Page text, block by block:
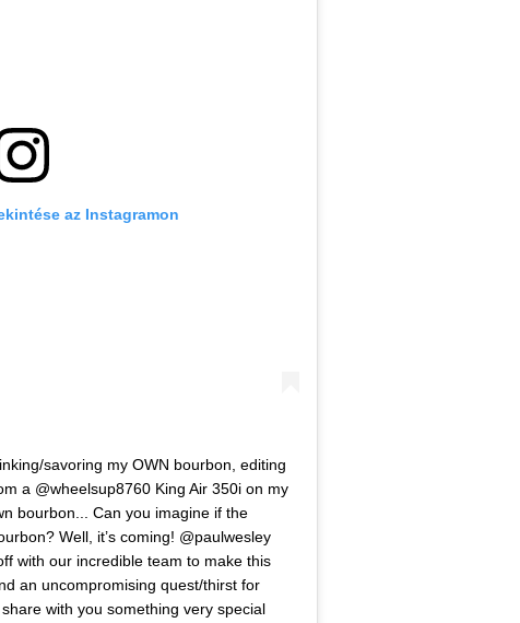
az Instagramon
savoring my OWN bourbon, editing
a @wheelsup8760 King Air 350i on my
bourbon... Can you imagine if the
Well, it’s coming! @paulwesley
with our incredible team to make this
an uncompromising quest/thirst for
with you something very special